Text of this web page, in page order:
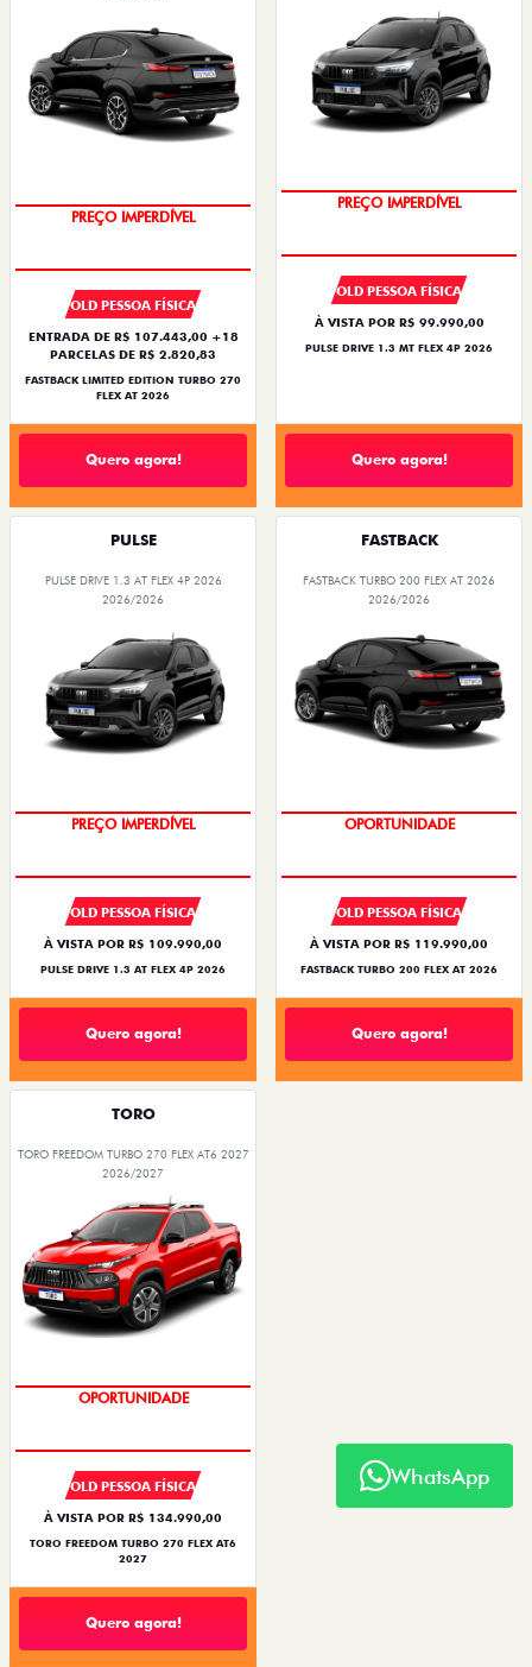
PREÇO IMPERDÍVEL
OLD PESSOA FÍSICA
ENTRADA DE R$ 107.443,00 +18
PARCELAS DE R$ 2.820,83
FASTBACK LIMITED EDITION TURBO 270
FLEX AT 2026
Quero agora!
PREÇO IMPERDÍVEL
OLD PESSOA FÍSICA
À VISTA POR R$ 99.990,00
PULSE DRIVE 1.3 MT FLEX 4P 2026
Quero agora!
PULSE
PULSE DRIVE 1.3 AT FLEX 4P 2026
2026/2026
PREÇO IMPERDÍVEL
BARATO DO BRASIL
OLD PESSOA FÍSICA
À VISTA POR R$ 109.990,00
PULSE DRIVE 1.3 AT FLEX 4P 2026
Quero agora!
FASTBACK
FASTBACK TURBO 200 FLEX AT 2026
2026/2026
OPORTUNIDADE
OLD PESSOA FÍSICA
À VISTA POR R$ 119.990,00
FASTBACK TURBO 200 FLEX AT 2026
Quero agora!
TORO
TORO FREEDOM TURBO 270 FLEX AT6 2027
2026/2027
OPORTUNIDADE
OLD PESSOA FÍSICA
À VISTA POR R$ 134.990,00
TORO FREEDOM TURBO 270 FLEX AT6
2027
Quero agora!
WhatsApp